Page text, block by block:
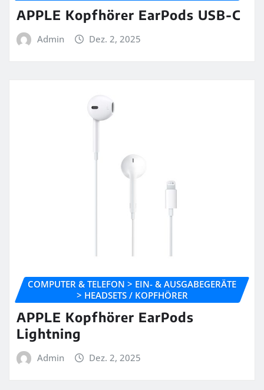
APPLE Kopfhörer EarPods USB-C
Admin Dez. 2, 2025
COMPUTER & TELEFON > EIN- & AUSGABEGERÄTE
> HEADSETS / KOPFHÖRER
APPLE Kopfhörer EarPods
Lightning
Admin Dez. 2, 2025